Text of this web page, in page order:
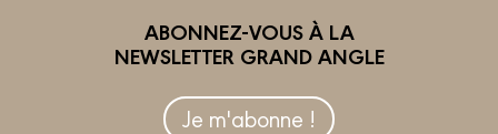
ABONNEZ-VOUS À LA
NEWSLETTER GRAND ANGLE
Je m'abonne !